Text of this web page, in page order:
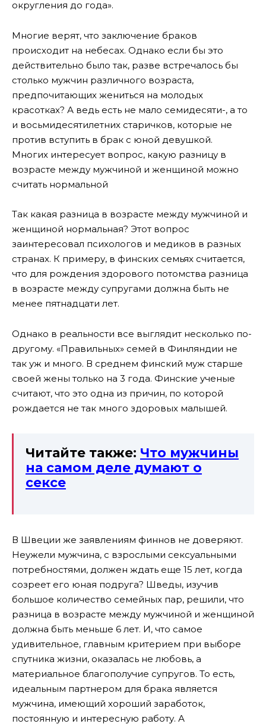
округления до года».
Многие верят, что заключение браков
происходит на небесах. Однако если бы это
действительно было так, разве встречалось бы
столько мужчин различного возраста,
предпочитающих жениться на молодых
красотках? А ведь есть не мало семидесяти-, а то
и восьмидесятилетних старичков, которые не
против вступить в брак с юной девушкой.
Многих интересует вопрос, какую разницу в
возрасте между мужчиной и женщиной можно
считать нормальной
Так какая разница в возрасте между мужчиной и
женщиной нормальная? Этот вопрос
заинтересовал психологов и медиков в разных
странах. К примеру, в финских семьях считается,
что для рождения здорового потомства разница
в возрасте между супругами должна быть не
менее пятнадцати лет.
Однако в реальности все выглядит несколько по-
другому. «Правильных» семей в Финляндии не
так уж и много. В среднем финский муж старше
своей жены только на 3 года. Финские ученые
считают, что это одна из причин, по которой
рождается не так много здоровых малышей.
Читайте также: Что мужчины
на самом деле думают о
сексе
В Швеции же заявлениям финнов не доверяют.
Неужели мужчина, с взрослыми сексуальными
потребностями, должен ждать еще 15 лет, когда
созреет его юная подруга? Шведы, изучив
большое количество семейных пар, решили, что
разница в возрасте между мужчиной и женщиной
должна быть меньше 6 лет. И, что самое
удивительное, главным критерием при выборе
спутника жизни, оказалась не любовь, а
материальное благополучие супругов. То есть,
идеальным партнером для брака является
мужчина, имеющий хороший заработок,
постоянную и интересную работу. А